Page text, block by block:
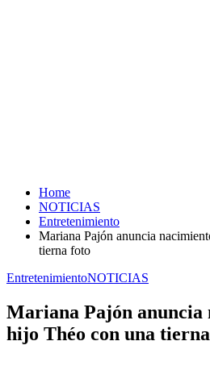
Home
NOTICIAS
Entretenimiento
Mariana Pajón anuncia
tierna foto
EntretenimientoNOTICIAS
Mariana Pajón anuncia
hijo Théo con una